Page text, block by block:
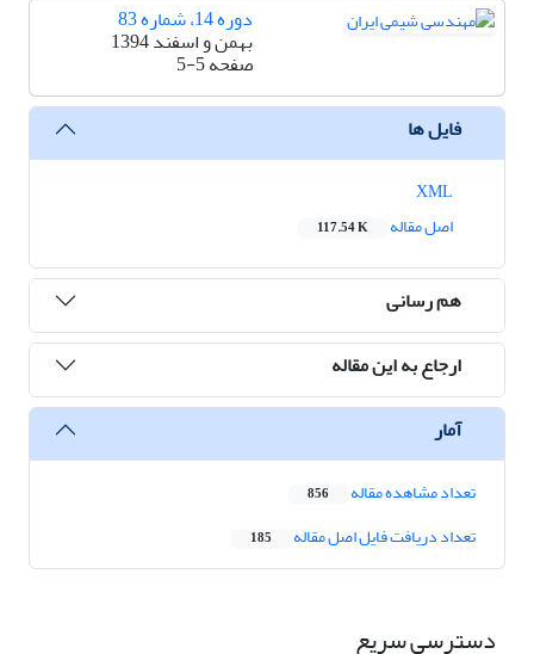
دوره 14، شماره 83
بهمن و اسفند 1394
صفحه5-5
فایل ها
اصل مقاله
117.54 K
هم رسانی
ارجاع به این مقاله
آمار
تعداد مشاهده مقاله 856
تعداد دریافت فایل اصل مقاله 185
دسترسی سریع